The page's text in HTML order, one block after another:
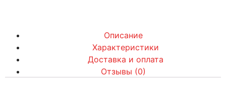
Описание
Характеристики
Доставка и оплата
Отзывы (0)